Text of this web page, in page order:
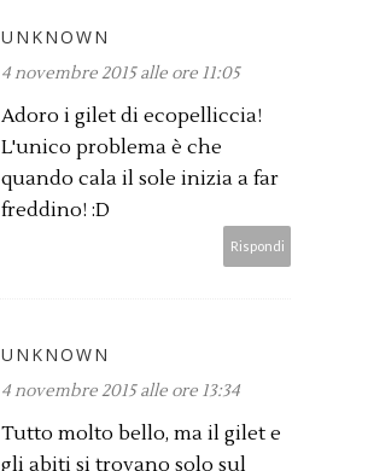
UNKNOWN
4 novembre 2015 alle ore 11:05
Adoro i gilet di ecopelliccia!
L'unico problema è che
quando cala il sole inizia a far
freddino! :D
Rispondi
UNKNOWN
4 novembre 2015 alle ore 13:34
Tutto molto bello, ma il gilet e
gli abiti si trovano solo sul